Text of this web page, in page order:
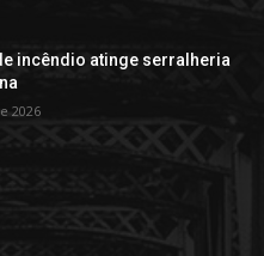
incêndio atinge serralheria
2026